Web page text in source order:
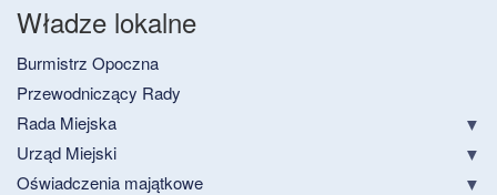
Władze lokalne
Burmistrz Opoczna
Przewodniczący Rady
Rada Miejska
Urząd Miejski
Oświadczenia majątkowe